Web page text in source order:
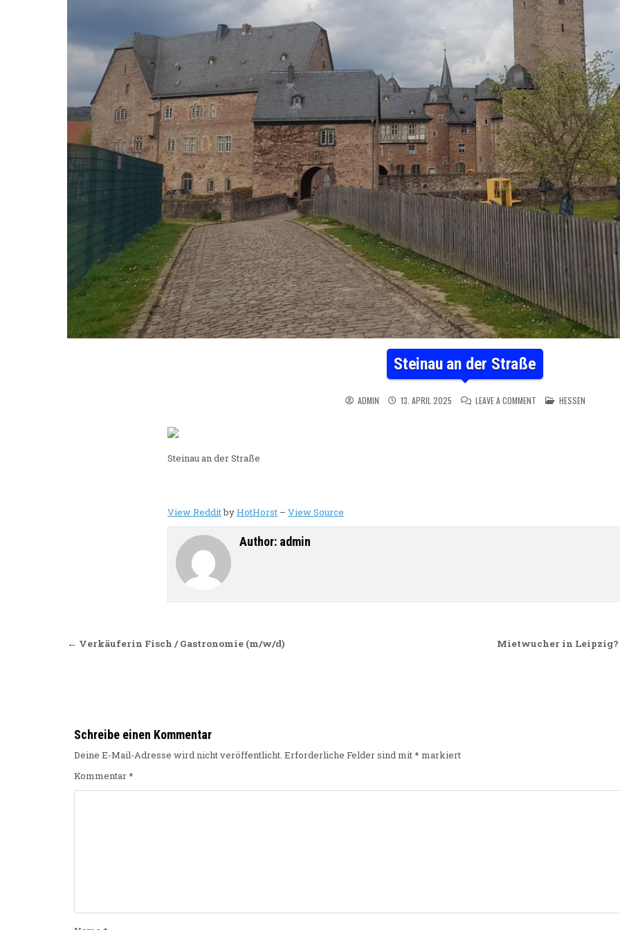
Steinau an der Straße
ADMIN 13. APRIL 2025 LEAVE A COMMENTON STEINAU AN DER
POSTED IN
HESSEN
Steinau an der Straße
View RedditbyHotHorst – View Source
Author: admin
Beitragsnavigation Mietwucher in Leipzig?
← Verkäuferin Fisch / Gastronomie (m/w/d)
Schreibe einen Kommentar
Deine E-Mail-Adresse wird nicht veröffentlicht. Erforderliche Felder sind mit* markiert
Kommentar*